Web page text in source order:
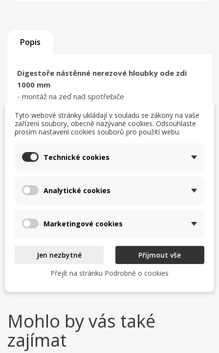
Popis
Digestoře nástěnné nerezové hloubky ode zdi
1000 mm
- montáž na zeď nad spotřebiče
- osvětlení bodové halogen za příplatek ( na 230 V )
- záchytný kanálek dookola celé digestoře pro odvod
- spodní uchycení filtrů - VZT (motor, klapky, potrubí)
(obvykle výstup uprostřed průměru 200 mm )
Ostatní rozměry naceníme na požádání.
Mohlo by vás také
zajímat
Tyto webové stránky ukládají v souladu se zákony na vaše
zařízení soubory, obecně nazývané cookies. Odsouhlaste
prosím nastavení cookies souborů pro použití webu.
Technické cookies
Analytické cookies
Marketingové cookies
Jen nezbytné
Přijmout vše
Přejít na stránku Podrobně o cookies